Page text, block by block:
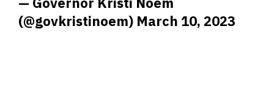
(@govkristinoem) March 10, 2023